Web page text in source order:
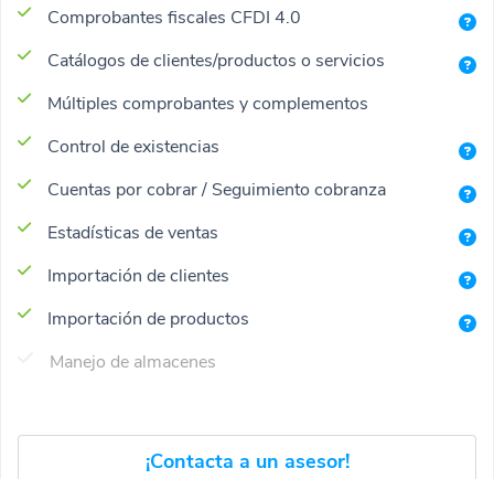
Comprobantes fiscales CFDI 4.0
Catálogos de clientes/productos o servicios
Múltiples comprobantes y complementos
Control de existencias
Cuentas por cobrar / Seguimiento cobranza
Estadísticas de ventas
Importación de clientes
Importación de productos
Manejo de almacenes
¡Contacta a un asesor!